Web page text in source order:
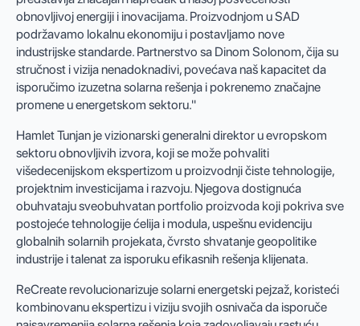
obnovljivoj energiji i inovacijama. Proizvodnjom u SAD
podržavamo lokalnu ekonomiju i postavljamo nove
industrijske standarde. Partnerstvo sa Dinom Solonom, čija su
stručnost i vizija nenadoknadivi, povećava naš kapacitet da
isporučimo izuzetna solarna rešenja i pokrenemo značajne
promene u energetskom sektoru."
Hamlet Tunjan je vizionarski generalni direktor u evropskom
sektoru obnovljivih izvora, koji se može pohvaliti
višedecenijskom ekspertizom u proizvodnji čiste tehnologije,
projektnim investicijama i razvoju. Njegova dostignuća
obuhvataju sveobuhvatan portfolio proizvoda koji pokriva sve
postojeće tehnologije ćelija i modula, uspešnu evidenciju
globalnih solarnih projekata, čvrsto shvatanje geopolitike
industrije i talenat za isporuku efikasnih rešenja klijenata.
ReCreate revolucionarizuje solarni energetski pejzaž, koristeći
kombinovanu ekspertizu i viziju svojih osnivača da isporuče